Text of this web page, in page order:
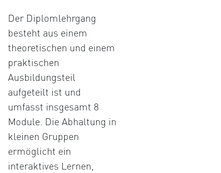
Der Diplomlehrgang
besteht aus einem
theoretischen und einem
praktischen
Ausbildungsteil
aufgeteilt ist und
umfasst insgesamt 8
Module. Die Abhaltung in
kleinen Gruppen
ermöglicht ein
interaktives Lernen,